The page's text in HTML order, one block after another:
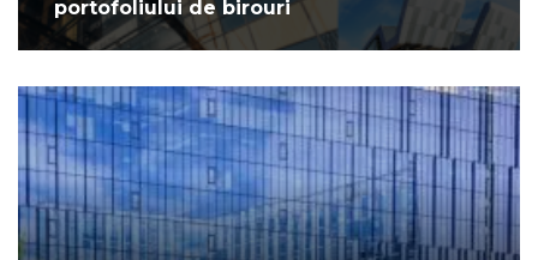
portofoliului de birouri